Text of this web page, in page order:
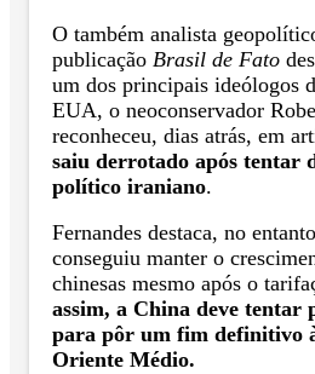
O também analista
publicação Brasil de Fato
um dos principais ideólogos
EUA, o neoconservador
reconheceu, dias atrás, em
saiu derrotado após tentar
político iraniano.
Fernandes destaca, no
conseguiu manter o
chinesas mesmo após o
assim, a China deve tentar
para pôr um fim definitivo
Oriente Médio.